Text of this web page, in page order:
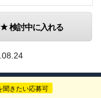
検討中に入れる
聞きたい応募可